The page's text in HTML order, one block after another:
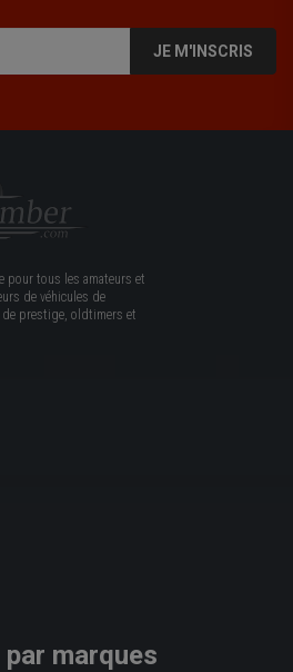
JE M'INSCRIS
pour tous les amateurs et
de véhicules de
prestige, oldtimers et
marques